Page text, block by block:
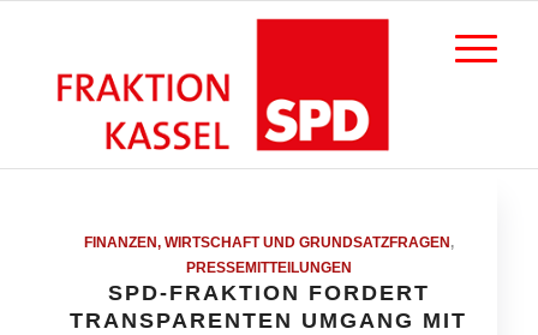
FINANZEN, WIRTSCHAFT UND GRUNDSATZFRAGEN,
PRESSEMITTEILUNGEN
SPD-FRAKTION FORDERT
TRANSPARENTEN UMGANG MIT